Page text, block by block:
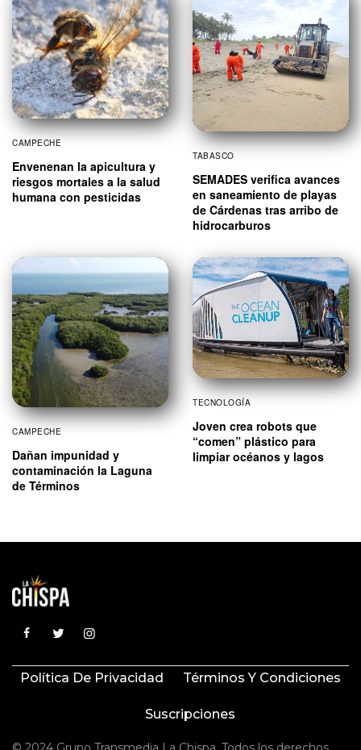
CAMPECHE
Envenenan la apicultura y
riesgos mortales a la salud
humana con pesticidas
TABASCO
SEMADES verifica avances
en saneamiento de playas
de Cárdenas tras arribo de
hidrocarburos
CAMPECHE
Dañan impunidad y
contaminación la Laguna
de Términos
TECNOLOGÍA
Joven crea robots que
“comen” plástico para
limpiar océanos y lagos
Política De Privacidad Términos Y Condiciones
Suscripciones